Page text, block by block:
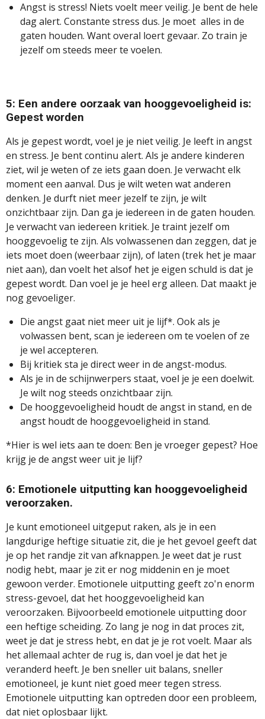
Angst is stress! Niets voelt meer veilig. Je bent de hele
dag alert. Constante stress dus. Je moet alles in de
gaten houden. Want overal loert gevaar. Zo train je
jezelf om steeds meer te voelen.
5: Een andere oorzaak van hooggevoeligheid is:
Gepest worden
Als je gepest wordt, voel je je niet veilig. Je leeft in angst
en stress. Je bent continu alert. Als je andere kinderen
ziet, wil je weten of ze iets gaan doen. Je verwacht elk
moment een aanval. Dus je wilt weten wat anderen
denken. Je durft niet meer jezelf te zijn, je wilt
onzichtbaar zijn. Dan ga je iedereen in de gaten houden.
Je verwacht van iedereen kritiek. Je traint jezelf om
hooggevoelig te zijn. Als volwassenen dan zeggen, dat je
iets moet doen (weerbaar zijn), of laten (trek het je maar
niet aan), dan voelt het alsof het je eigen schuld is dat je
gepest wordt. Dan voel je je heel erg alleen. Dat maakt je
nog gevoeliger.
Die angst gaat niet meer uit je lijf*. Ook als je
volwassen bent, scan je iedereen om te voelen of ze
je wel accepteren.
Bij kritiek sta je direct weer in de angst-modus.
Als je in de schijnwerpers staat, voel je je een doelwit.
Je wilt nog steeds onzichtbaar zijn.
De hooggevoeligheid houdt de angst in stand, en de
angst houdt de hooggevoeligheid in stand.
*Hier is wel iets aan te doen: Ben je vroeger gepest? Hoe
krijg je de angst weer uit je lijf?
6: Emotionele uitputting kan hooggevoeligheid
veroorzaken.
Je kunt emotioneel uitgeput raken, als je in een
langdurige heftige situatie zit, die je het gevoel geeft dat
je op het randje zit van afknappen. Je weet dat je rust
nodig hebt, maar je zit er nog middenin en je moet
gewoon verder. Emotionele uitputting geeft zo'n enorm
stress-gevoel, dat het hooggevoeligheid kan
veroorzaken. Bijvoorbeeld emotionele uitputting door
een heftige scheiding. Zo lang je nog in dat proces zit,
weet je dat je stress hebt, en dat je je rot voelt. Maar als
het allemaal achter de rug is, dan voel je dat het je
veranderd heeft. Je ben sneller uit balans, sneller
emotioneel, je kunt niet goed meer tegen stress.
Emotionele uitputting kan optreden door een probleem,
dat niet oplosbaar lijkt.